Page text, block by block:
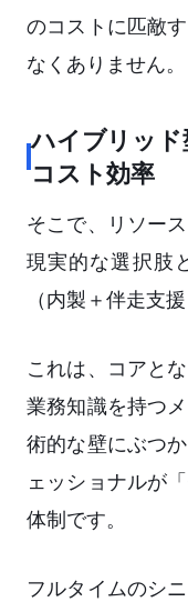
のコストに匹敵
なくありません。
ハイブリッド
コスト効率
そこで、リソー
現実的な選択肢
（内製＋伴走支
これは、コアと
業務知識を持つ
術的な壁にぶつ
ェッショナルが
体制です。
フルタイムのシ